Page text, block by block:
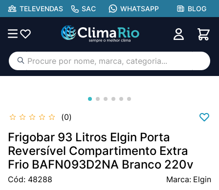
TELEVENDAS SAC WHATSAPP BLOG
Procure por nome, marca, categoria...
0
Frigobar 93 Litros Elgin Porta
Reversível Compartimento Extra
Frio BAFN093D2NA Branco 220v
Cód: 48288 Elgin
2º aufit
3 lg
4º hisense portátil
5º tcl
6º hisense